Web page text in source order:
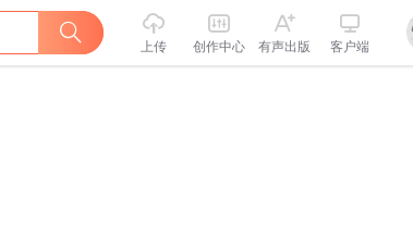
上传 创作中心 有声出版 客户端